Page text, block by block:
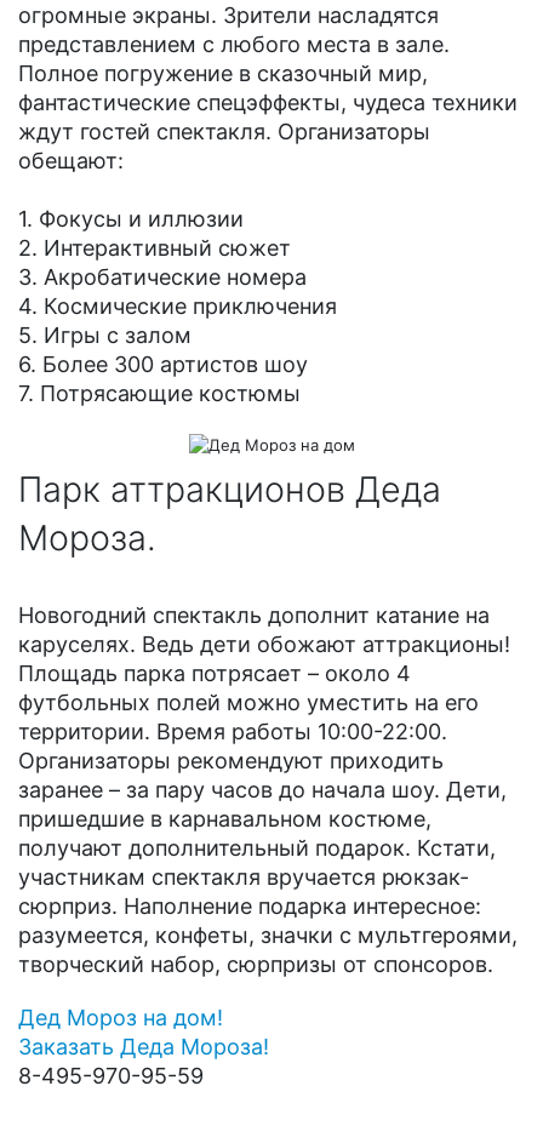
огромные экраны. Зрители насладятся
представлением с любого места в зале.
Полное погружение в сказочный мир,
фантастические спецэффекты, чудеса техники
ждут гостей спектакля. Организаторы
обещают:
1. Фокусы и иллюзии
2. Интерактивный сюжет
3. Акробатические номера
4. Космические приключения
5. Игры с залом
6. Более 300 артистов шоу
7. Потрясающие костюмы
Парк аттракционов Деда
Мороза.
Новогодний спектакль дополнит катание на
каруселях. Ведь дети обожают аттракционы!
Площадь парка потрясает – около 4
футбольных полей можно уместить на его
территории. Время работы 10:00-22:00.
Организаторы рекомендуют приходить
заранее – за пару часов до начала шоу. Дети,
пришедшие в карнавальном костюме,
получают дополнительный подарок. Кстати,
участникам спектакля вручается рюкзак-
сюрприз. Наполнение подарка интересное:
разумеется, конфеты, значки с мультгероями,
творческий набор, сюрпризы от спонсоров.
Дед Мороз на дом!
Заказать Деда Мороза!
8-495-970-95-59